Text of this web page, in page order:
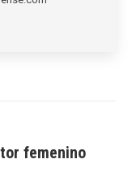
femenino